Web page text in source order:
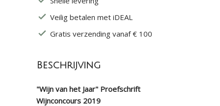
Veilig betalen met iDEAL
Gratis verzending vanaf € 100
Beschrijving
"Wijn van het Jaar" Proefschrift
Wijnconcours 2019